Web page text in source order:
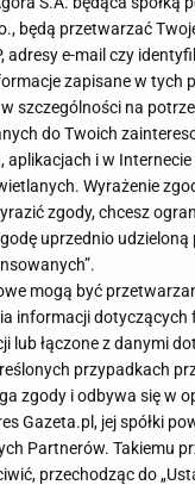
gola na 2:1
będą przetwarzać
adresy e-mail czy
zapisane w tych
szczególności na
do Twoich
aplikacjach i w
Wyrażenie
zgody, chcesz
uprzednio udzieloną
mogą być
informacji
lub łączone z danymi
przypadkach
zgody i odbywa się w
Gazeta.pl, jej spółki
Partnerów. Takiemu
przechodząc do